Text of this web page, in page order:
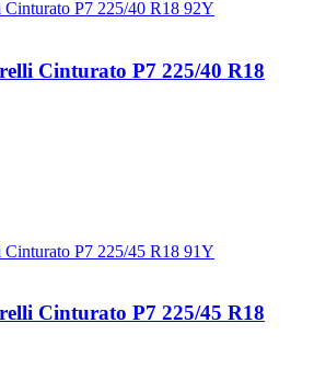
Cinturato P7 225/40 R18
Cinturato P7 225/45 R18